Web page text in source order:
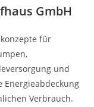
GmbH
für
und
Energieabdeckung
Verbrauch.